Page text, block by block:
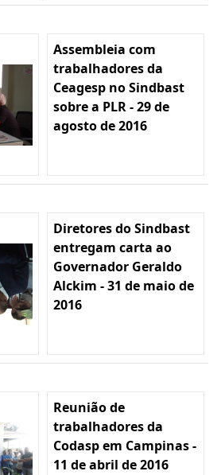
Assembleia com
trabalhadores da
Ceagesp no Sindbast
sobre a PLR - 29 de
agosto de 2016
Diretores do Sindbast
entregam carta ao
Governador Geraldo
Alckim - 31 de maio de
2016
Reunião de
trabalhadores da
Codasp em Campinas -
11 de abril de 2016